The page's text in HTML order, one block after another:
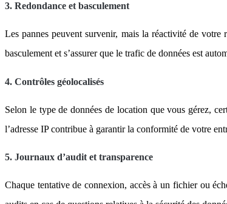
3. Redondance et basculement
Les pannes peuvent survenir, mais la réactivité de votre
basculement et s’assurer que le trafic de données est
4. Contrôles géolocalisés
Selon le type de données de location que vous gérez,
l’adresse IP contribue à garantir la conformité de votre
5. Journaux d’audit et transparence
Chaque tentative de connexion, accès à un fichier ou